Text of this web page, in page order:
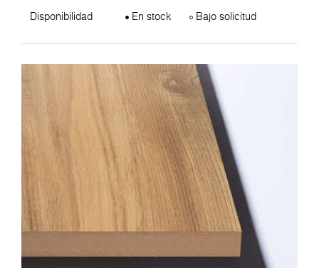
Disponibilidad En stock Bajo solicitud